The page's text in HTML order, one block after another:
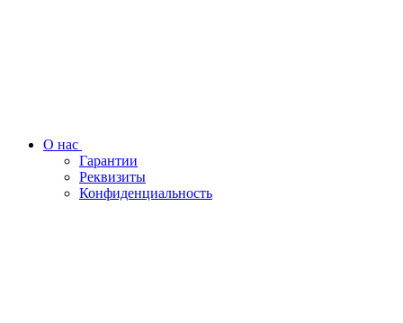
О нас
Гарантии
Реквизиты
Конфиденциальность